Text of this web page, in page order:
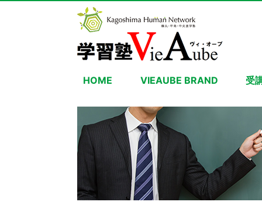
HOME VIEAUBE BRAND 受